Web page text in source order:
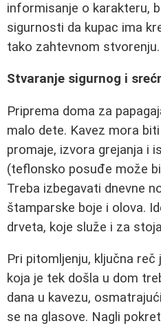
informisanje o karakteru,
sigurnosti da kupac ima
tako zahtevnom stvorenju.
Stvaranje sigurnog i
Priprema doma za
malo dete. Kavez mora
promaje, izvora grejanja i
(teflonsko posuđe može
Treba izbegavati dnevne
štamparske boje i olova.
drveta, koje služe i za
Pri pitomljenju, ključna
koja je tek došla u dom
dana u kavezu,
se na glasove. Nagli